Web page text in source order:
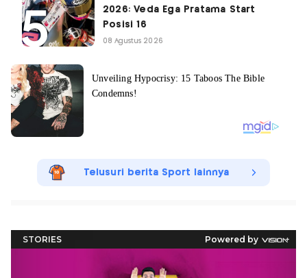
2026: Veda Ega Pratama Start
Posisi 16
08 Agustus 2026
Telusuri berita Sport lainnya